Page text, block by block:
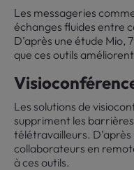
Les messageries
échanges fluides entre
D’après une étude Mio,
que ces outils
Les solutions de
suppriment les
télétravailleurs.
collaborateurs en
à ces outils.